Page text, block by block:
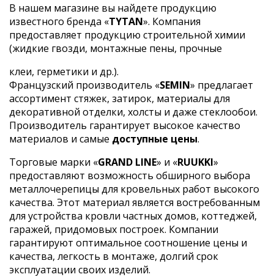
В нашем магазине вы найдете продукцию
известного бренда «TYTAN». Компания
предоставляет продукцию строительной химии
(жидкие гвозди, монтажные пены, прочные
клеи, герметики и др.).
Французский производитель «SEMIN» предлагает
ассортимент стяжек, затирок, материалы для
декоративной отделки, холсты и даже стеклообои.
Производитель гарантирует высокое качество
материалов и самые доступные цены.
Торговые марки «GRAND LINE» и «RUUKKI»
предоставляют возможность обширного выбора
металлочерепицы для кровельных работ высокого
качества. Этот материал является востребованным
для устройства кровли частных домов, коттеджей,
гаражей, придомовых построек. Компании
гарантируют оптимальное соотношение цены и
качества, легкость в монтаже, долгий срок
эксплуатации своих изделий.